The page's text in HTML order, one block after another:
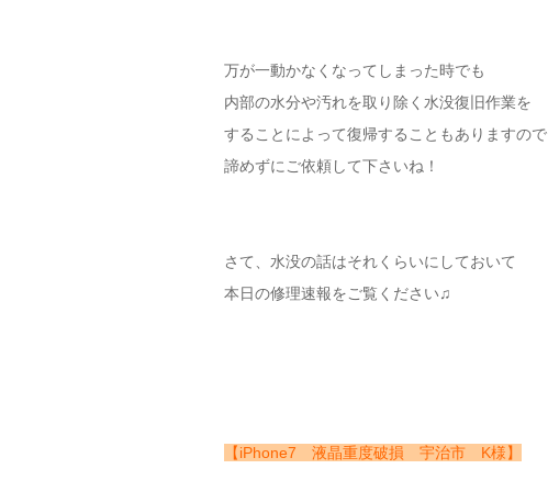
万が一動かなくなってしまった時でも
内部の水分や汚れを取り除く水没復旧作業を
することによって復帰することもありますので
諦めずにご依頼して下さいね！
さて、水没の話はそれくらいにしておいて
本日の修理速報をご覧ください♫
【iPhone7 液晶重度破損 宇治市 K様】